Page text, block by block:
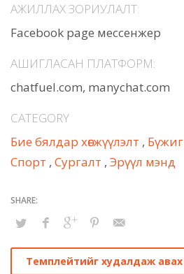
АЖИЛЛАХ ЗОРИУЛАЛТ:
Facebook page мессенжер
АШИГЛАСАН ПЛАТФОРМ:
chatfuel.com, manychat.com
CATEGORY
Бие бялдар хөгжүүлэлт , Бүжиг
Спорт , Сургалт , Эрүүл мэнд
Темплейтийг худалдаж авах